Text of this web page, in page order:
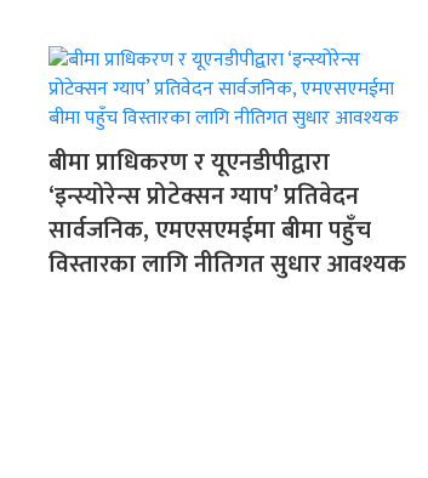
बीमा प्राधिकरण र यूएनडीपीद्वारा
‘इन्स्योरेन्स प्रोटेक्सन ग्याप’ प्रतिवेदन
सार्वजनिक, एमएसएमईमा बीमा पहुँच
विस्तारका लागि नीतिगत सुधार आवश्यक